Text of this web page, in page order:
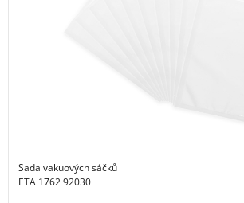
Sada vakuových sáčků
ETA 1762 92030